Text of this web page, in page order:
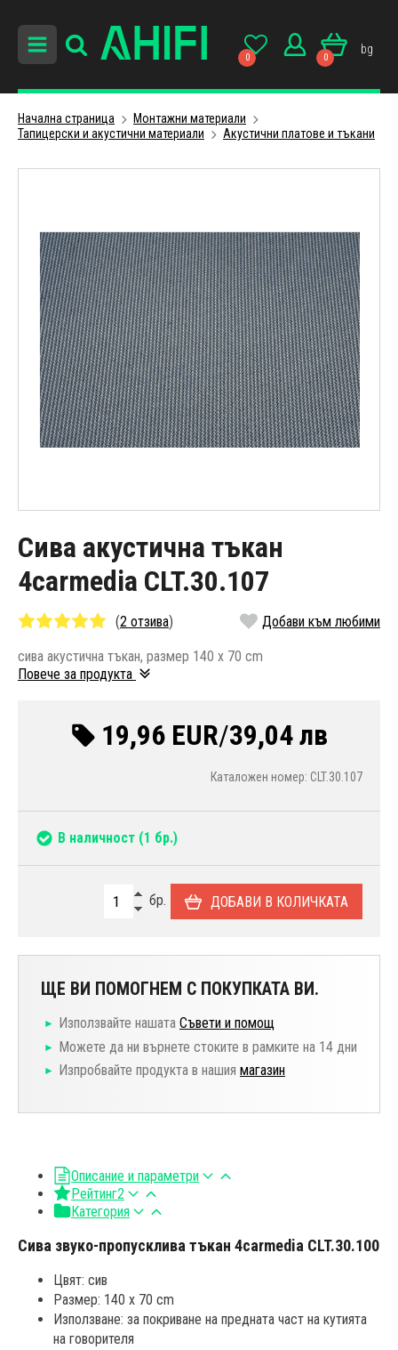
0 0
bg
Начална страница
Монтажни материали
Тапицерски и акустични материали
Акустични платове и тъкани
Сива акустична тъкан
4carmedia CLT.30.107
(2 отзива) Добави към любими
сива акустична тъкан, размер 140 x 70 сm
Повече за продукта
19,96 EUR/39,04 лв
Каталожен номер: CLT.30.107
В наличност (1 бр.)
бр. ДОБАВИ В КОЛИЧКАТА
ЩЕ ВИ ПОМОГНЕМ С ПОКУПКАТА ВИ.
Използвайте нашата Съвети и помощ
Можете да ни върнете стоките в рамките на 14 дни
Изпробвайте продукта в нашия магазин
Описание и параметри
Рейтинг2
Категория
Сива звуко-пропусклива тъкан 4carmedia CLT.30.100
Цвят: сив
Размер: 140 x 70 сm
Използване: за покриване на предната част на кутията
на говорителя